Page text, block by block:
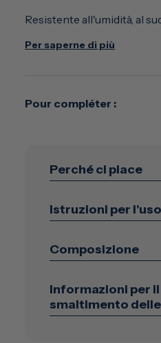
Resistente all'umidità, al
talco e senza profumo.
Per saperne di più
Pour compléter :
Perché ci piace
Istruzioni per l'uso
Composizione
Informazioni per
smaltimento